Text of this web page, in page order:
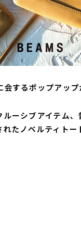
するポップアップ
ーシブアイテム
たノベルティトー